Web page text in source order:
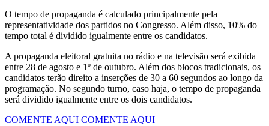
O tempo de propaganda é calculado principalmente pela
representatividade dos partidos no Congresso. Além disso, 10% do
tempo total é dividido igualmente entre os candidatos.
A propaganda eleitoral gratuita no rádio e na televisão será exibida
entre 28 de agosto e 1º de outubro. Além dos blocos tradicionais, os
candidatos terão direito a inserções de 30 a 60 segundos ao longo da
programação. No segundo turno, caso haja, o tempo de propaganda
será dividido igualmente entre os dois candidatos.
COMENTE AQUI COMENTE AQUI